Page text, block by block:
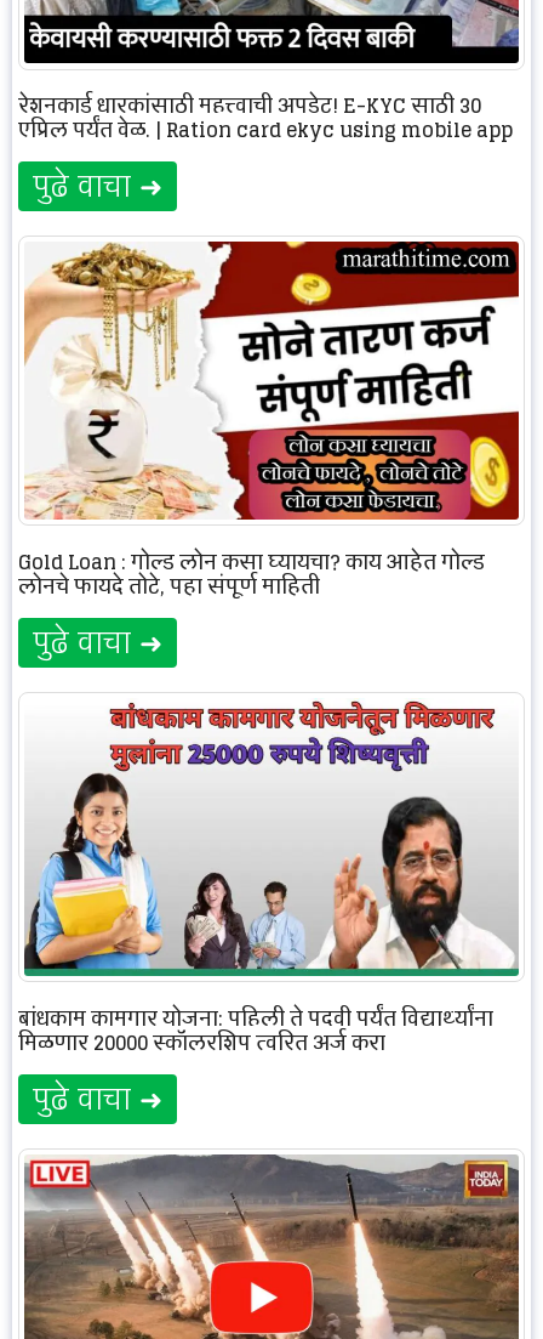
रेशनकार्ड धारकांसाठी महत्त्वाची अपडेट! E-KYC साठी 30
एप्रिल पर्यंत वेळ. | Ration card ekyc using mobile app
पुढे वाचा ➜
Gold Loan : गोल्ड लोन कसा घ्यायचा? काय आहेत गोल्ड
लोनचे फायदे तोटे, पहा संपूर्ण माहिती
पुढे वाचा ➜
बांधकाम कामगार योजना: पहिली ते पदवी पर्यंत विद्यार्थ्यांना
मिळणार 20000 स्कॉलरशिप त्वरित अर्ज करा
पुढे वाचा ➜